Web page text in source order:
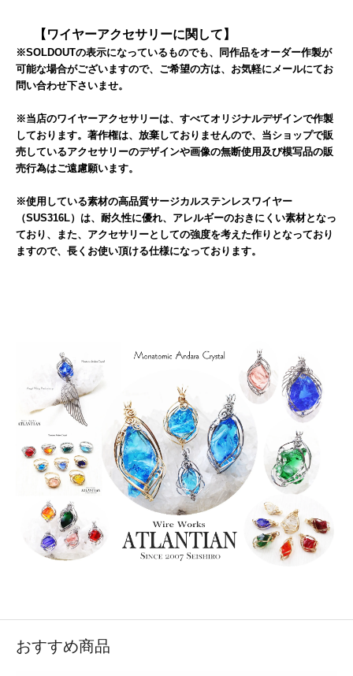
【ワイヤーアクセサリーに関して】
※SOLDOUTの表示になっているものでも、同作品をオーダー作製が
可能な場合がございますので、ご希望の方は、お気軽にメールにてお
問い合わせ下さいませ。
※当店のワイヤーアクセサリーは、すべてオリジナルデザインで作製
しております。著作権は、放棄しておりませんので、当ショップで販
売しているアクセサリーのデザインや画像の無断使用及び模写品の販
売行為はご遠慮願います。
※使用している素材の高品質サージカルステンレスワイヤー
（SUS316L）は、耐久性に優れ、アレルギーのおきにくい素材となっ
ており、また、アクセサリーとしての強度を考えた作りとなっており
ますので、長くお使い頂ける仕様になっております。
おすすめ商品